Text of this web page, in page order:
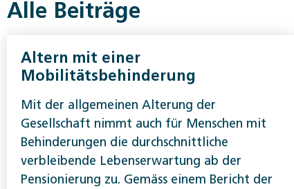
Alle Beiträge
Altern mit einer
Mobilitätsbehinderung
Mit der allgemeinen Alterung der
Gesellschaft nimmt auch für Menschen mit
Behinderungen die durchschnittliche
verbleibende Lebenserwartung ab der
Pensionierung zu. Gemäss einem Bericht der